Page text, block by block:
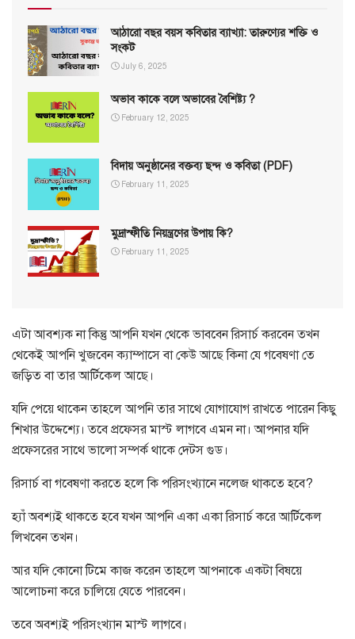
আঠারো বছর বয়স কবিতার ব্যাখ্যা: তারুণ্যের শক্তি ও
সংকট
July 6, 2025
অভাব কাকে বলে অভাবের বৈশিষ্ট্য ?
February 12, 2025
বিদায় অনুষ্ঠানের বক্তব্য ছন্দ ও কবিতা (PDF)
February 11, 2025
মুদ্রাস্ফীতি নিয়ন্ত্রণের উপায় কি?
February 11, 2025
এটা আবশ্যক না কিন্তু আপনি যখন থেকে ভাববেন রিসার্চ করবেন তখন
থেকেই আপনি খুজবেন ক্যাম্পাসে বা কেউ আছে কিনা যে গবেষণা তে
জড়িত বা তার আর্টিকেল আছে।
যদি পেয়ে থাকেন তাহলে আপনি তার সাথে যোগাযোগ রাখতে পারেন কিছু
শিখার উদ্দেশ্যে। তবে প্রফেসর মাস্ট লাগবে এমন না। আপনার যদি
প্রফেসরের সাথে ভালো সম্পর্ক থাকে দেটস গুড।
রিসার্চ বা গবেষণা করতে হলে কি পরিসংখ্যানে নলেজ থাকতে হবে?
হ্যাঁ অবশ্যই থাকতে হবে যখন আপনি একা একা রিসার্চ করে আর্টিকেল
লিখবেন তখন।
আর যদি কোনো টিমে কাজ করেন তাহলে আপনাকে একটা বিষয়ে
আলোচনা করে চালিয়ে যেতে পারবেন।
তবে অবশ্যই পরিসংখ্যান মাস্ট লাগবে।